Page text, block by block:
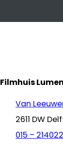
Filmhuis Lumen
Van
2611 DW
015 –